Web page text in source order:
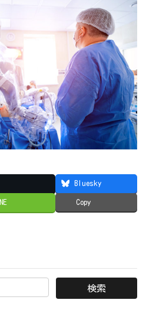
Bluesky
Copy